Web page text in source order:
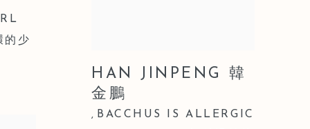
的少
HAN JINPENG 韓
金鵬
, BACCHUS IS ALLERGIC